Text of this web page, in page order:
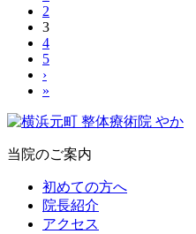
2
3
4
5
›
»
当院のご案内
初めての方へ
院長紹介
アクセス